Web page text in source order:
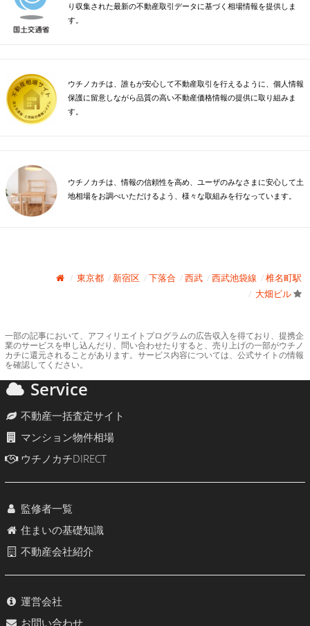
り収集された最新の不動産取引データに基づく相場情報を提供しま
す。
ウチノカチは、誰もが安心して不動産取引を行えるように、個人情報
保護に留意しながら品質の高い不動産価格情報の提供に取り組みま
す。
ウチノカチは、情報の信頼性を高め、ユーザのみなさまに安心して土
地相場をお調べいただけるよう、様々な取組みを行なっています。
東京都 新宿区 下落合 西武 西武池袋線
椎名町駅
大畑ビル
一部の記事において、アフィリエイトプログラムの広告収入を得ており、提携企
業のサービスを申し込んだり、問い合わせたりすると、売り上げの一部がウチノ
カチに還元されることがあります。サービス内容については、公式サイトの情報
を確認してください。
Service
不動産一括査定サイト
マンション物件相場
ウチノカチDIRECT
監修者一覧
住まいの基礎知識
不動産会社紹介
運営会社
お問い合わせ